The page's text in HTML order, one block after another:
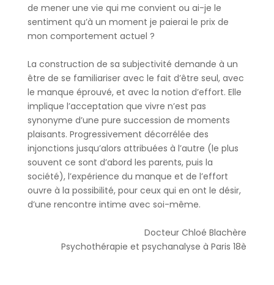
de mener une vie qui me convient ou ai-je le
sentiment qu’à un moment je paierai le prix de
mon comportement actuel ?
La construction de sa subjectivité demande à un
être de se familiariser avec le fait d’être seul, avec
le manque éprouvé, et avec la notion d’effort. Elle
implique l’acceptation que vivre n’est pas
synonyme d’une pure succession de moments
plaisants. Progressivement décorrélée des
injonctions jusqu’alors attribuées à l’autre (le plus
souvent ce sont d’abord les parents, puis la
société), l’expérience du manque et de l’effort
ouvre à la possibilité, pour ceux qui en ont le désir,
d’une rencontre intime avec soi-même.
Docteur Chloé Blachère
Psychothérapie et psychanalyse à Paris 18è